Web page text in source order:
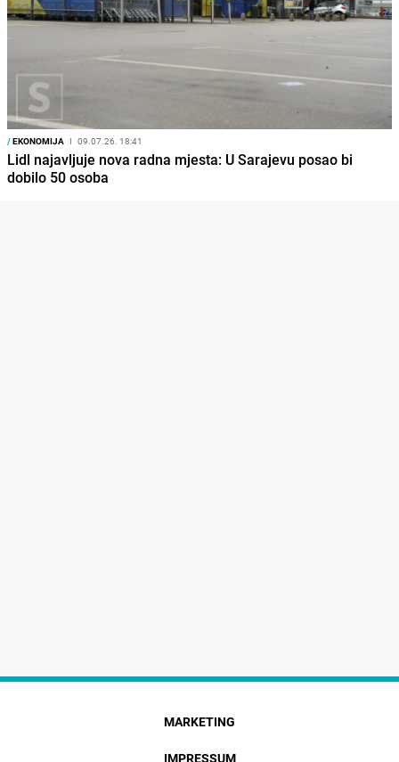
/EKONOMIJA I 09.07.26. 18:41
Lidl najavljuje nova radna mjesta: U Sarajevu posao bi
dobilo 50 osoba
MARKETING
IMPRESSUM